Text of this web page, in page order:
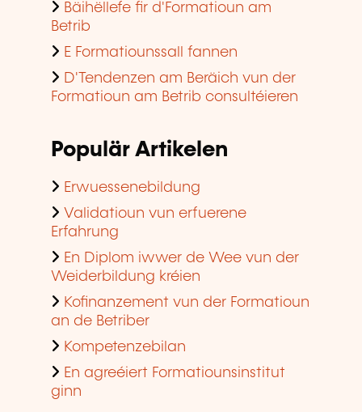
Bäihëllefe fir d'Formatioun am
Betrib
E Formatiounssall fannen
D'Tendenzen am Beräich vun der
Formatioun am Betrib consultéieren
Populär Artikelen
Erwuessenebildung
Validatioun vun erfuerene
Erfahrung
En Diplom iwwer de Wee vun der
Weiderbildung kréien
Kofinanzement vun der Formatioun
an de Betriber
Kompetenzebilan
En agreéiert Formatiounsinstitut
ginn